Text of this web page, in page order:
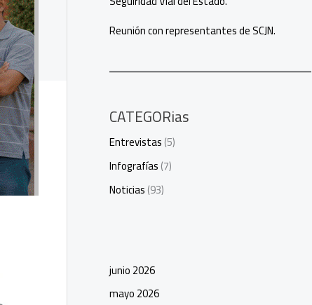
Reunión con representantes de SCJN.
CATEGORias
Entrevistas(5)
Infografías(7)
Noticias(93)
junio 2026
mayo 2026